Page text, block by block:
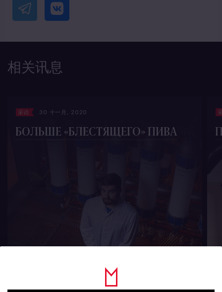
相关讯息
采访 30 十一月, 2020
БОЛЬШЕ «БЛЕСТЯЩЕГО» ПИВА